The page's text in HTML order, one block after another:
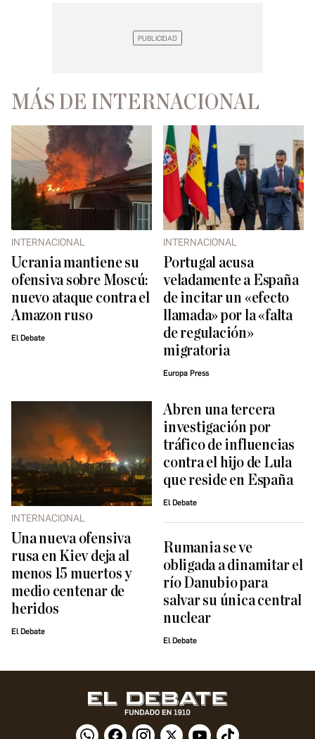
MÁS DE INTERNACIONAL
INTERNACIONAL
Ucrania mantiene su
ofensiva sobre Moscú:
nuevo ataque contra el
Amazon ruso
El Debate
INTERNACIONAL
Portugal acusa
veladamente a España
de incitar un «efecto
llamada» por la «falta
de regulación»
migratoria
Europa Press
INTERNACIONAL
Una nueva ofensiva
rusa en Kiev deja al
menos 15 muertos y
medio centenar de
heridos
El Debate
Abren una tercera
investigación por
tráfico de influencias
contra el hijo de Lula
que reside en España
El Debate
Rumania se ve
obligada a dinamitar el
río Danubio para
salvar su única central
nuclear
El Debate